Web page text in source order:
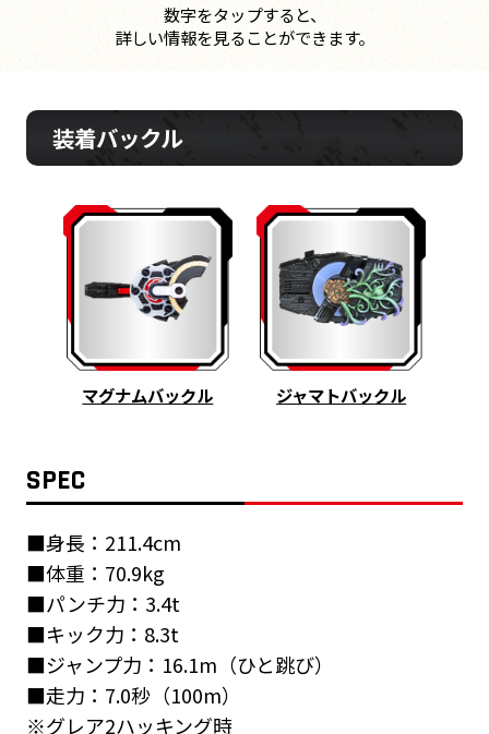
数字をタップすると、
詳しい情報を見ることができます。
装着バックル
マグナムバックル ジャマトバックル
SPEC
■身長：211.4cm
■体重：70.9kg
■パンチ力：3.4t
■キック力：8.3t
■ジャンプ力：16.1m（ひと跳び）
■走力：7.0秒（100m）
※グレア2ハッキング時